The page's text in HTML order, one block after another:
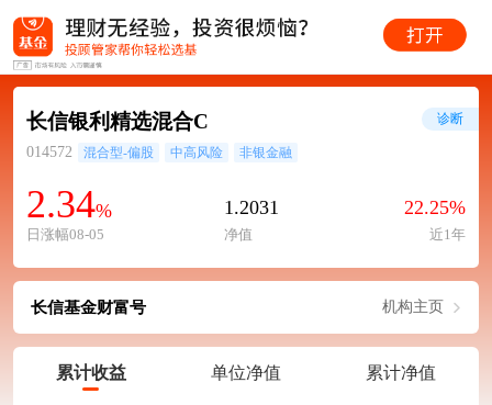
长信银利精选混合C
014572 混合型-偏股 中高风险 非银金融
2.34%
日涨幅08-05
1.2031
净值
22.25%
近1年
诊断
长信基金财富号 机构主页
累计收益 单位净值 累计净值